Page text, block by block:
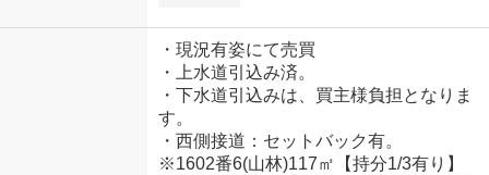
・現況有姿にて売買
・上水道引込み済。
・下水道引込みは、買主様負担となりま
す。
・西側接道：セットバック有。
※1602番6(山林)117㎡【持分1/3有り】